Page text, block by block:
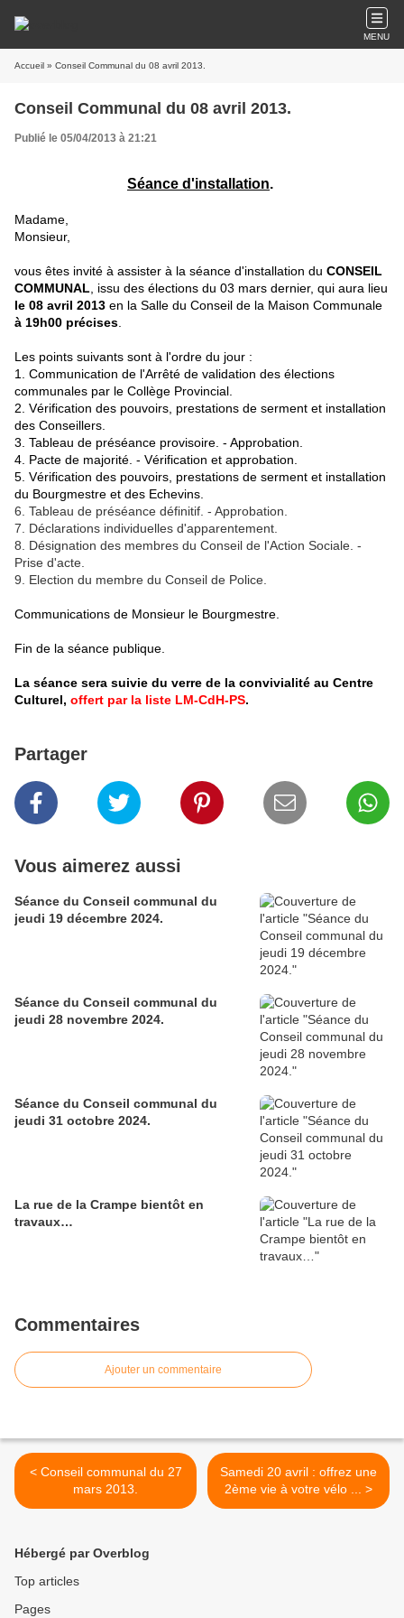
MENU
Accueil » Conseil Communal du 08 avril 2013.
Conseil Communal du 08 avril 2013.
Publié le 05/04/2013 à 21:21
Séance d'installation.
Madame,
Monsieur,
vous êtes invité à assister à la séance d'installation du CONSEIL
COMMUNAL , issu des élections du 03 mars dernier, qui aura lieu
le 08 avril 2013 en la Salle du Conseil de la Maison Communale
à 19h00 précises
Les points suivants sont à l'ordre du jour :
1. Communication de l'Arrêté de validation des élections
communales par le Collège Provincial.
2. Vérification des pouvoirs, prestations de serment et installation
des Conseillers.
3. Tableau de préséance provisoire. - Approbation.
4. Pacte de majorité. - Vérification et approbation.
5. Vérification des pouvoirs, prestations de serment et installation
du Bourgmestre et des Echevins.
6. Tableau de préséance définitif. - Approbation.
7. Déclarations individuelles d'apparentement.
8. Désignation des membres du Conseil de l'Action Sociale. -
Prise d'acte.
9. Election du membre du Conseil de Police.
Communications de Monsieur le Bourgmestre.
Fin de la séance publique.
La séance sera suivie du verre de la convivialité au Centre
Culturel, offert par la liste LM-CdH-PS.
Partager
Vous aimerez aussi
Séance du Conseil communal du
jeudi 19 décembre 2024.
Séance du Conseil communal du
jeudi 28 novembre 2024.
Séance du Conseil communal du
jeudi 31 octobre 2024.
La rue de la Crampe bientôt en
travaux…
Commentaires
Ajouter un commentaire
< Conseil communal du 27
mars 2013.
Samedi 20 avril : offrez une
2ème vie à votre vélo ... >
Hébergé par Overblog
Top articles
Pages